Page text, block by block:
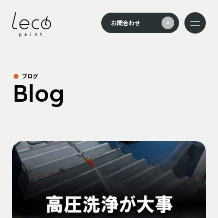
メニュ
お問合わせ
ブログ
Blog